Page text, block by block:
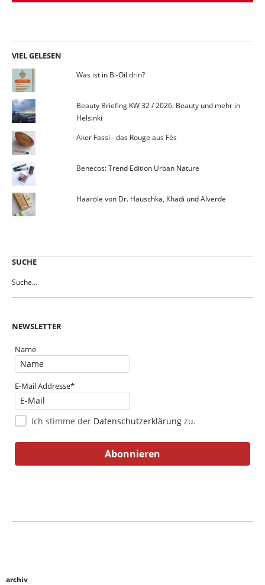
VIEL GELESEN
Was ist in Bi-Oil drin?
Beauty Briefing KW 32 / 2026: Beauty und mehr in
Helsinki
Aker Fassi - das Rouge aus Fès
Benecos: Trend Edition Urban Nature
Haaröle von Dr. Hauschka, Khadi und Alverde
SUCHE
NEWSLETTER
Name
E-Mail Addresse*
Ich stimme der Datenschutzerklärung zu.
archiv